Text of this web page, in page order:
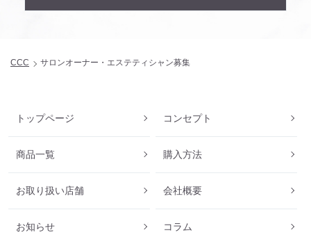
CCC サロンオーナー・エステティシャン募集
トップページ コンセプト
商品一覧 購入方法
お取り扱い店舗 会社概要
お知らせ コラム